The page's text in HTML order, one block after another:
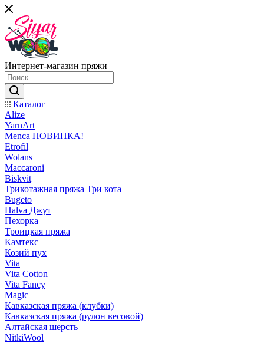
Интернет-магазин пряжи
Каталог
Alize
YarnArt
Menca НОВИНКА!
Etrofil
Wolans
Maccaroni
Biskvit
Трикотажная пряжа Три кота
Bugeto
Halva Джут
Пехорка
Троицкая пряжа
Камтекс
Козий пух
Vita
Vita Cotton
Vita Fancy
Magic
Кавказская пряжа (клубки)
Кавказская пряжа (рулон весовой)
Алтайская шерсть
NitkiWool